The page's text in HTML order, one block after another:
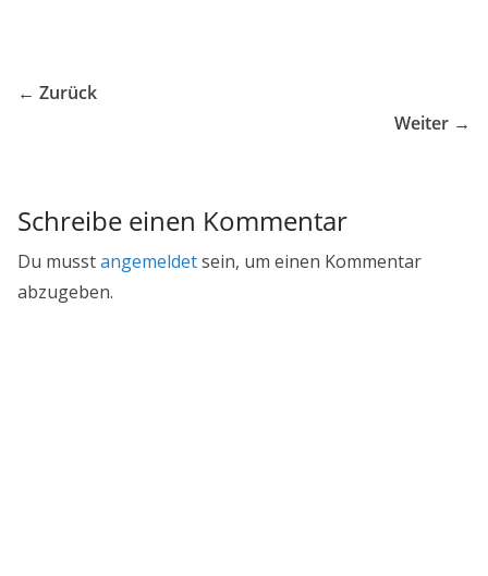
← Zurück
Weiter →
Schreibe einen Kommentar
Du musstangemeldetsein, um einen Kommentar
abzugeben.